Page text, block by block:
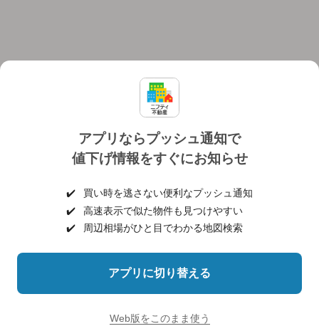
アプリならプッシュ通知で
値下げ情報をすぐにお知らせ
✔️
買い時を逃さない便利なプッシュ通知
✔️
高速表示で似た物件も見つけやすい
✔️
周辺相場がひと目でわかる地図検索
アプリに切り替える
Web版をこのまま使う
個人情報保護ポリシー 利用規約
ヘルプ・お問い合わせ 採用情報
©NIFTY Lifestyle Co., Ltd.